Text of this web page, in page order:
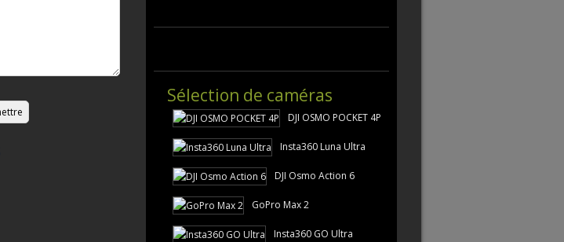
Sélection de caméras
DJI OSMO POCKET 4P
Insta360 Luna Ultra
DJI Osmo Action 6
GoPro Max 2
Insta360 GO Ultra